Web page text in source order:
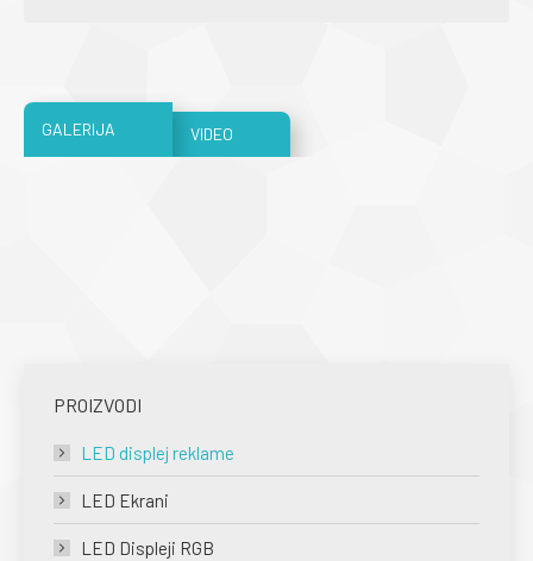
GALERIJA VIDEO
PROIZVODI
LED displej reklame
LED Ekrani
LED Displeji RGB